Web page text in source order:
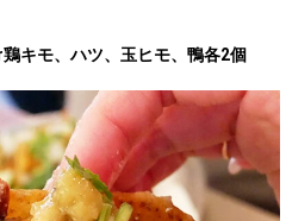
キモ、ハツ、玉ヒモ、鴨各2個